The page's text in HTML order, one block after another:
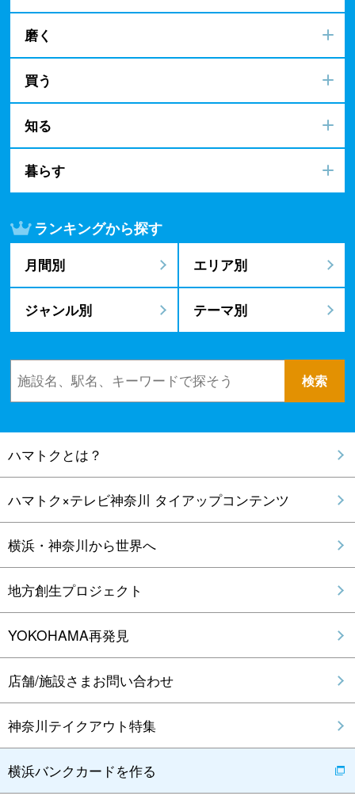
磨く
買う
知る
暮らす
ランキングから探す
月間別 エリア別
ジャンル別 テーマ別
ハマトクとは？
ハマトク×テレビ神奈川 タイアップコンテンツ
横浜・神奈川から世界へ
地方創生プロジェクト
YOKOHAMA再発見
店舗/施設さまお問い合わせ
神奈川テイクアウト特集
横浜バンクカードを作る